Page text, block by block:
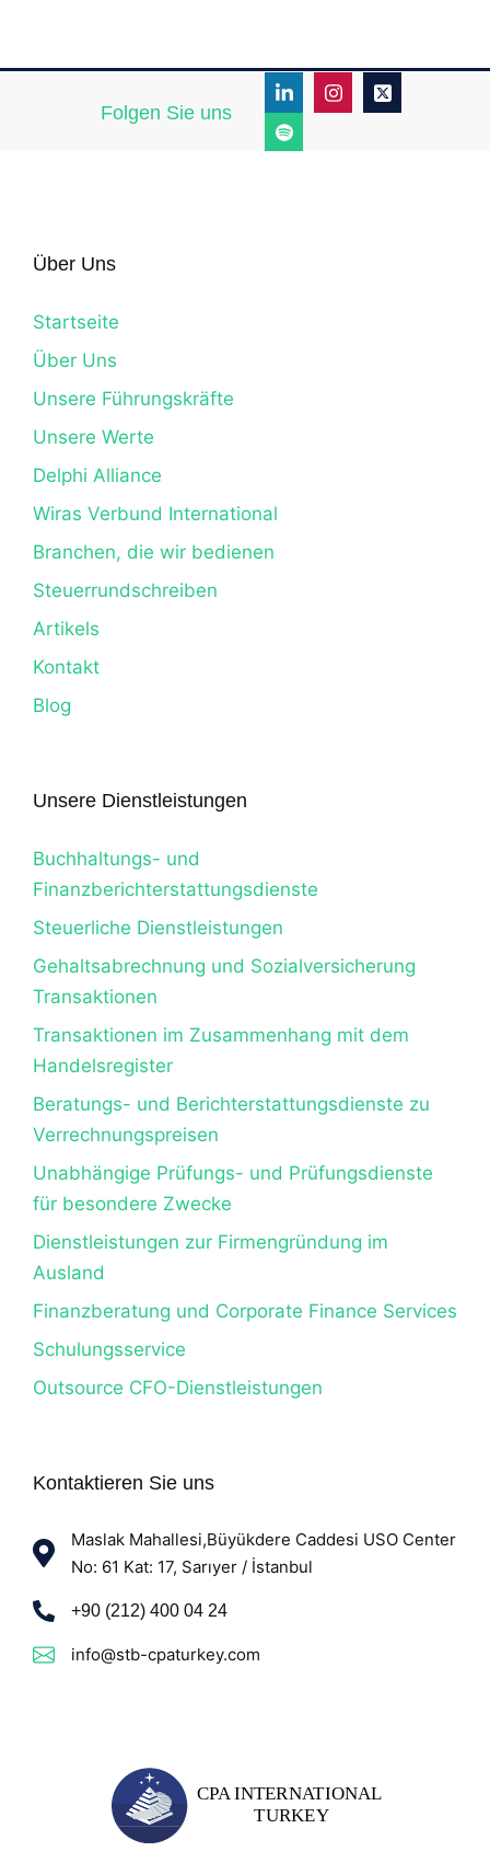
Folgen Sie uns
Über Uns
Startseite
Über Uns
Unsere Führungskräfte
Unsere Werte
Delphi Alliance
Wiras Verbund International
Branchen, die wir bedienen
Steuerrundschreiben
Artikels
Kontakt
Blog
Unsere Dienstleistungen
Buchhaltungs- und
Finanzberichterstattungsdienste
Steuerliche Dienstleistungen
Gehaltsabrechnung und Sozialversicherung
Transaktionen
Transaktionen im Zusammenhang mit dem
Handelsregister
Beratungs- und Berichterstattungsdienste zu
Verrechnungspreisen
Unabhängige Prüfungs- und Prüfungsdienste
für besondere Zwecke
Dienstleistungen zur Firmengründung im
Ausland
Finanzberatung und Corporate Finance Services
Schulungsservice
Outsource CFO-Dienstleistungen
Kontaktieren Sie uns
Maslak Mahallesi,Büyükdere Caddesi USO Center
No: 61 Kat: 17, Sarıyer / İstanbul
+90 (212) 400 04 24
info@stb-cpaturkey.com